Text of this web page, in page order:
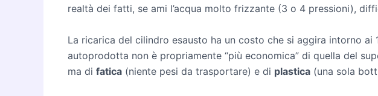
realtà dei fatti, se ami l’acqua molto frizzante (3 o 4 pressioni),
La ricarica del cilindro esausto ha un costo che si aggira intorno
autoprodotta non è propriamente “più economica” di quella del
ma di fatica (niente pesi da trasportare) e di plastica (una sola